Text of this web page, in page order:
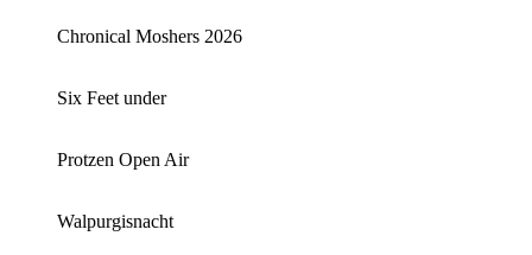
Chronical Moshers 2026
Six Feet under
Protzen Open Air
Walpurgisnacht